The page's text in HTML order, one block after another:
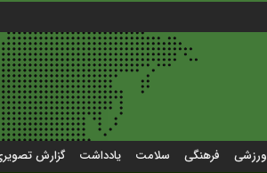
ورزشی فرهنگی سلامت یادداشت گزارش